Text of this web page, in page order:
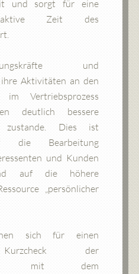
und sorgt für eine
Zeit des
und
Aktivitäten an den
im Vertriebsprozess
deutlich bessere
zustande. Dies ist
die Bearbeitung
und Kunden
auf die höhere
„persönlicher
sich für einen
der
mit dem